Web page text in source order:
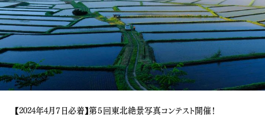
【2024年4月７日必着】第５回東北絶景写真コンテスト開催！